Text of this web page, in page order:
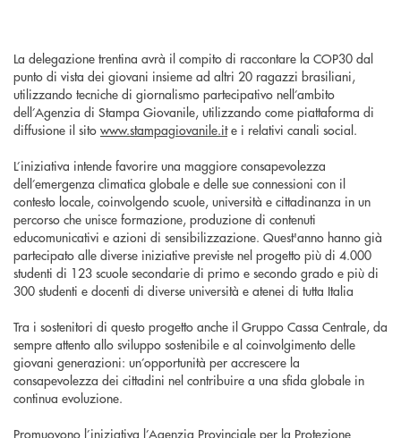
La delegazione trentina avrà il compito di raccontare la COP30 dal
punto di vista dei giovani insieme ad altri 20 ragazzi brasiliani,
utilizzando tecniche di giornalismo partecipativo nell’ambito
dell’Agenzia di Stampa Giovanile, utilizzando come piattaforma di
diffusione il sito www.stampagiovanile.ite i relativi canali social.
L’iniziativa intende favorire una maggiore consapevolezza
dell’emergenza climatica globale e delle sue connessioni con il
contesto locale, coinvolgendo scuole, università e cittadinanza in un
percorso che unisce formazione, produzione di contenuti
educomunicativi e azioni di sensibilizzazione. Quest'anno hanno già
partecipato alle diverse iniziative previste nel progetto più di 4.000
studenti di 123 scuole secondarie di primo e secondo grado e più di
300 studenti e docenti di diverse università e atenei di tutta Italia
Tra i sostenitori di questo progetto anche il Gruppo Cassa Centrale, da
sempre attento allo sviluppo sostenibile e al coinvolgimento delle
giovani generazioni: un’opportunità per accrescere la
consapevolezza dei cittadini nel contribuire a una sfida globale in
continua evoluzione.
Promuovono l’iniziativa l’Agenzia Provinciale per la Protezione